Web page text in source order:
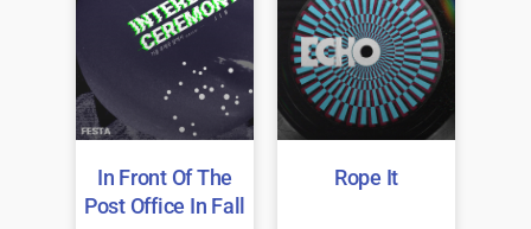
In Front Of The
Post Office In Fall
Rope It